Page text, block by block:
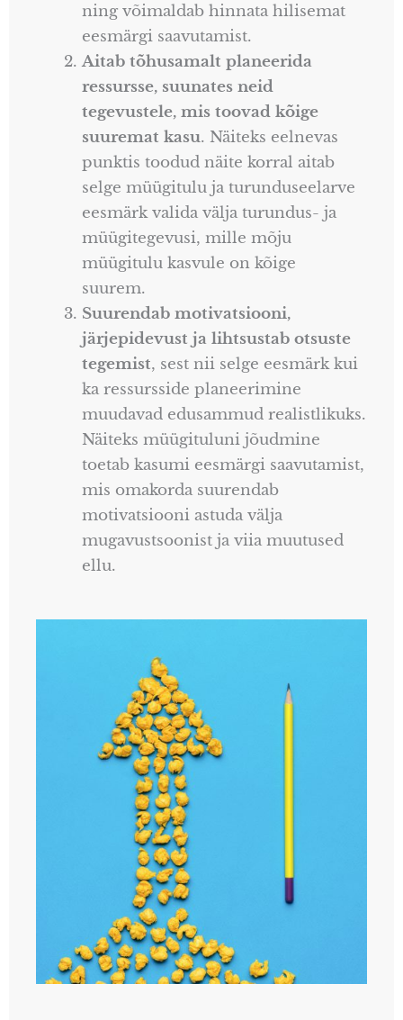
ning võimaldab hinnata hilisemat
eesmärgi saavutamist.
Aitab tõhusamalt planeerida
ressursse, suunates neid
tegevustele, mis toovad kõige
suuremat kasu. Näiteks eelnevas
punktis toodud näite korral aitab
selge müügitulu ja turunduseelarve
eesmärk valida välja turundus- ja
müügitegevusi, mille mõju
müügitulu kasvule on kõige
suurem.
Suurendab motivatsiooni,
järjepidevust ja lihtsustab otsuste
tegemist, sest nii selge eesmärk kui
ka ressursside planeerimine
muudavad edusammud realistlikuks.
Näiteks müügituluni jõudmine
toetab kasumi eesmärgi saavutamist,
mis omakorda suurendab
motivatsiooni astuda välja
mugavustsoonist ja viia muutused
ellu.